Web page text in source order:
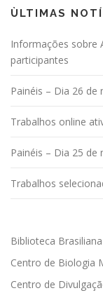
ÙLTIMAS
Informações sobre
participantes
Painéis – Dia 26
Trabalhos online
Painéis – Dia 25
Trabalhos
Biblioteca
Centro de Biologia
Centro de